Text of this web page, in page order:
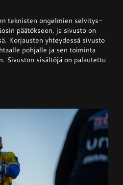
teknisten ongelmien selvitys-
päätökseen, ja sivusto on
Korjausten yhteydessä sivusto
pohjalle ja sen toiminta
Sivuston sisältöjä on palautettu